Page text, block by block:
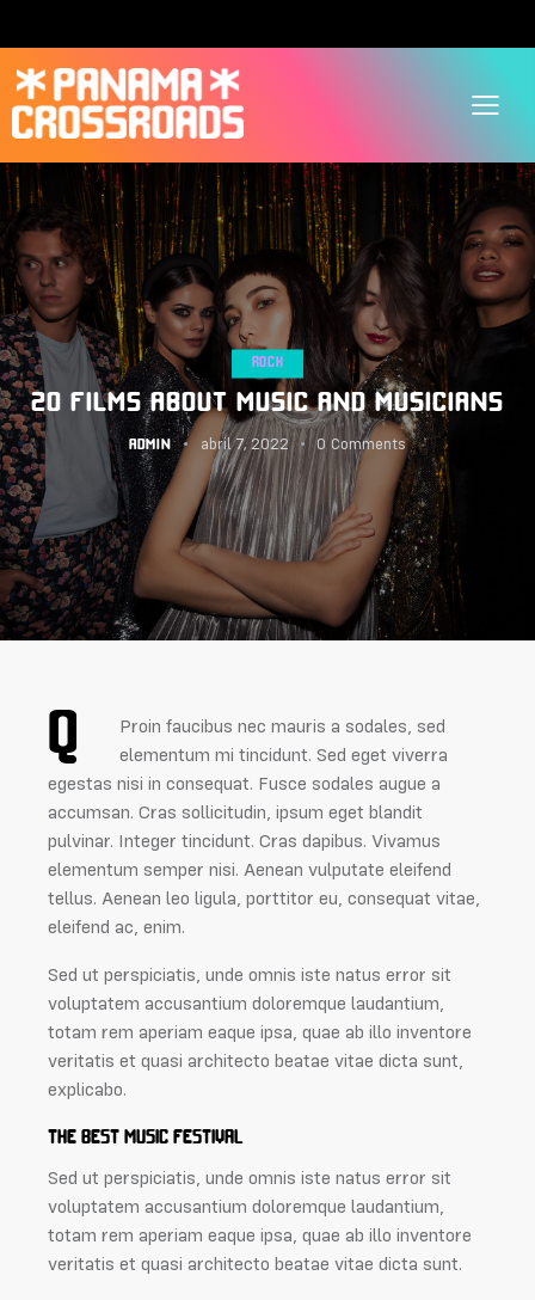
ROCK
20 FILMS ABOUT MUSIC AND MUSICIANS
ADMIN abril 7, 2022 0 Comments
Q
Proin faucibus nec mauris a sodales, sed
elementum mi tincidunt. Sed eget viverra
egestas nisi in consequat. Fusce sodales augue a
accumsan. Cras sollicitudin, ipsum eget blandit
pulvinar. Integer tincidunt. Cras dapibus. Vivamus
elementum semper nisi. Aenean vulputate eleifend
tellus. Aenean leo ligula, porttitor eu, consequat vitae,
eleifend ac, enim.
Sed ut perspiciatis, unde omnis iste natus error sit
voluptatem accusantium doloremque laudantium,
totam rem aperiam eaque ipsa, quae ab illo inventore
veritatis et quasi architecto beatae vitae dicta sunt,
explicabo.
THE BEST MUSIC FESTIVAL
Sed ut perspiciatis, unde omnis iste natus error sit
voluptatem accusantium doloremque laudantium,
totam rem aperiam eaque ipsa, quae ab illo inventore
veritatis et quasi architecto beatae vitae dicta sunt.